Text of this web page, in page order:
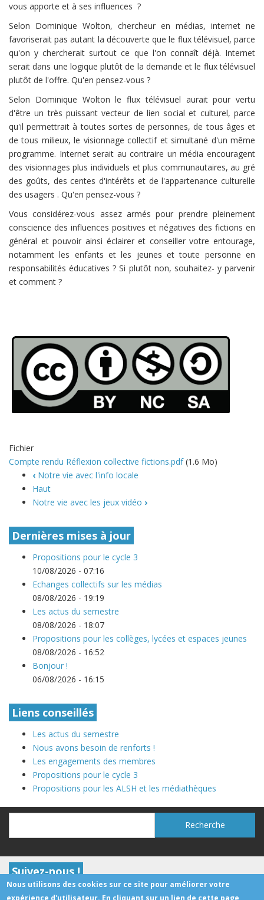
vous apporte et à ses influences ?
Selon Dominique Wolton, chercheur en médias, internet ne
favoriserait pas autant la découverte que le flux télévisuel, parce
qu'on y chercherait surtout ce que l'on connaît déjà. Internet
serait dans une logique plutôt de la demande et le flux télévisuel
plutôt de l'offre. Qu'en pensez-vous ?
Selon Dominique Wolton le flux télévisuel aurait pour vertu
d'être un très puissant vecteur de lien social et culturel, parce
qu'il permettrait à toutes sortes de personnes, de tous âges et
de tous milieux, le visionnage collectif et simultané d'un même
programme. Internet serait au contraire un média encouragent
des visionnages plus individuels et plus communautaires, au gré
des goûts, des centes d'intérêts et de l'appartenance culturelle
des usagers . Qu'en pensez-vous ?
Vous considérez-vous assez armés pour prendre pleinement
conscience des influences positives et négatives des fictions en
général et pouvoir ainsi éclairer et conseiller votre entourage,
notamment les enfants et les jeunes et toute personne en
responsabilités éducatives ? Si plutôt non, souhaitez- y parvenir
et comment ?
Fichier
Compte rendu Réflexion collective fictions.pdf (1.6 Mo)
‹ Notre vie avec l'info locale
Haut
Notre vie avec les jeux vidéo ›
Dernières mises à jour
Propositions pour le cycle 3
10/08/2026 - 07:16
Echanges collectifs sur les médias
08/08/2026 - 19:19
Les actus du semestre
08/08/2026 - 18:07
Propositions pour les collèges, lycées et espaces jeunes
08/08/2026 - 16:52
Bonjour !
06/08/2026 - 16:15
Liens conseillés
Les actus du semestre
Nous avons besoin de renforts !
Les engagements des membres
Propositions pour le cycle 3
Propositions pour les ALSH et les médiathèques
Suivez-nous !
Nous utilisons des cookies sur ce site pour améliorer votre
expérience d'utilisateur. En cliquant sur un lien de cette page,